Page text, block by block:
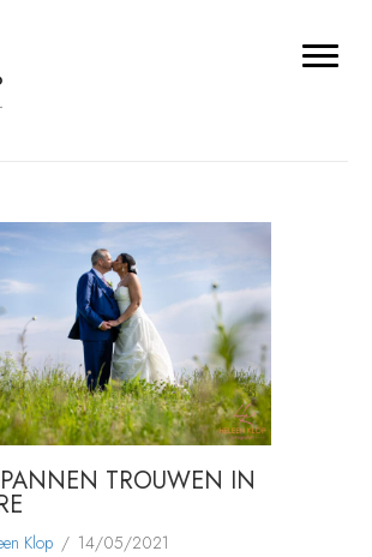
TROUWEN IN
Klop / 14/05/2021